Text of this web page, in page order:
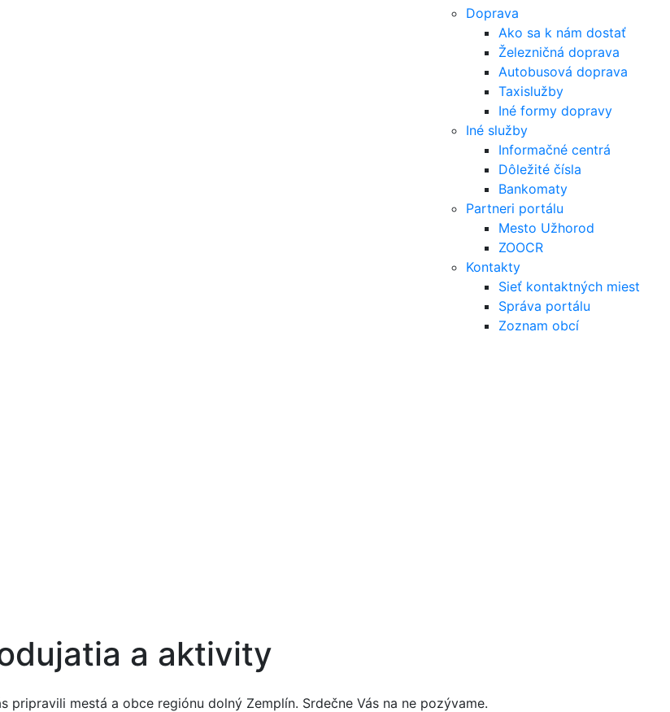
Doprava
Ako sa k nám dostať
Železničná doprava
Autobusová doprava
Taxislužby
Iné formy dopravy
Iné služby
Informačné centrá
Dôležité čísla
Bankomaty
Partneri portálu
Mesto Užhorod
ZOOCR
Kontakty
Sieť kontaktných miest
Správa portálu
Zoznam obcí
a aktivity
pripravili mestá a obce regiónu dolný Zemplín. Srdečne Vás na ne pozývame.